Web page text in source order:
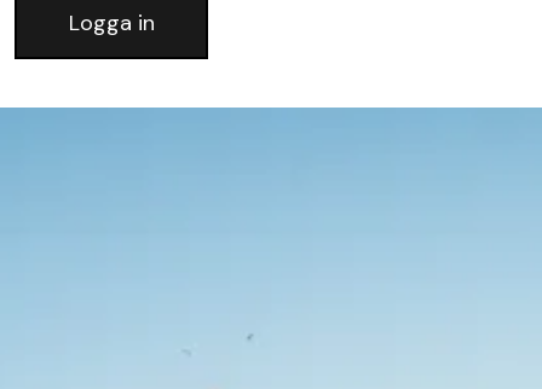
Logga in